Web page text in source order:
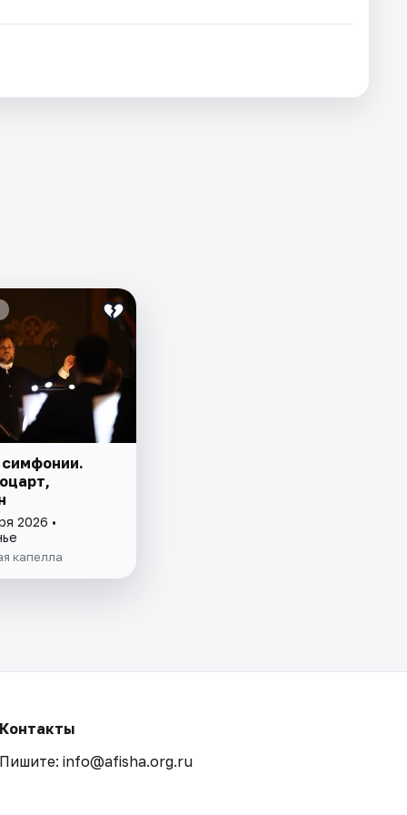
2026 •
капелла
Контакты
Пишите: info@afisha.org.ru